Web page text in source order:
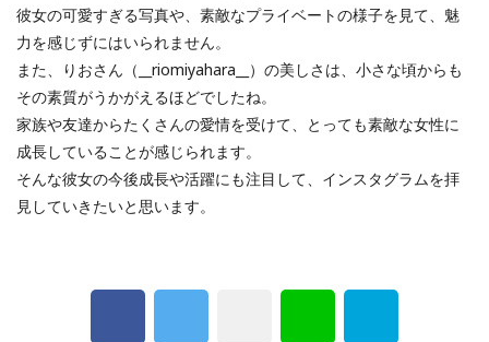
彼女の可愛すぎる写真や、素敵なプライベートの様子を見て、魅
力を感じずにはいられません。
また、りおさん（__riomiyahara__）の美しさは、小さな頃からも
その素質がうかがえるほどでしたね。
家族や友達からたくさんの愛情を受けて、とっても素敵な女性に
成長していることが感じられます。
そんな彼女の今後成長や活躍にも注目して、インスタグラムを拝
見していきたいと思います。